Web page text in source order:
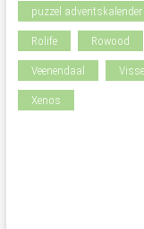
puzzel adventskalender
Rolife Rowood
Veenendaal
Xenos